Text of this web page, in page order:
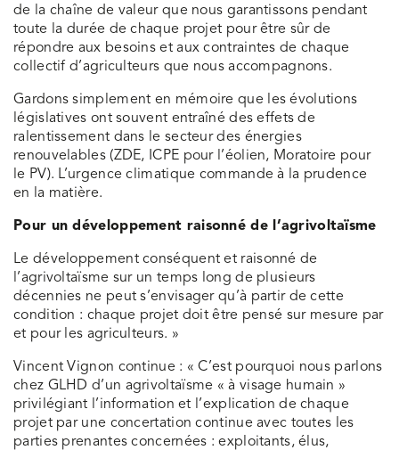
de la chaîne de valeur que nous garantissons pendant
toute la durée de chaque projet pour être sûr de
répondre aux besoins et aux contraintes de chaque
collectif d’agriculteurs que nous accompagnons.
Gardons simplement en mémoire que les évolutions
législatives ont souvent entraîné des effets de
ralentissement dans le secteur des énergies
renouvelables (ZDE, ICPE pour l’éolien, Moratoire pour
le PV). L’urgence climatique commande à la prudence
en la matière.
Pour un développement raisonné de l’agrivoltaïsme
Le développement conséquent et raisonné de
l’agrivoltaïsme sur un temps long de plusieurs
décennies ne peut s’envisager qu’à partir de cette
condition : chaque projet doit être pensé sur mesure par
et pour les agriculteurs. »
Vincent Vignon continue : « C’est pourquoi nous parlons
chez GLHD d’un agrivoltaïsme « à visage humain »
privilégiant l’information et l’explication de chaque
projet par une concertation continue avec toutes les
parties prenantes concernées : exploitants, élus,